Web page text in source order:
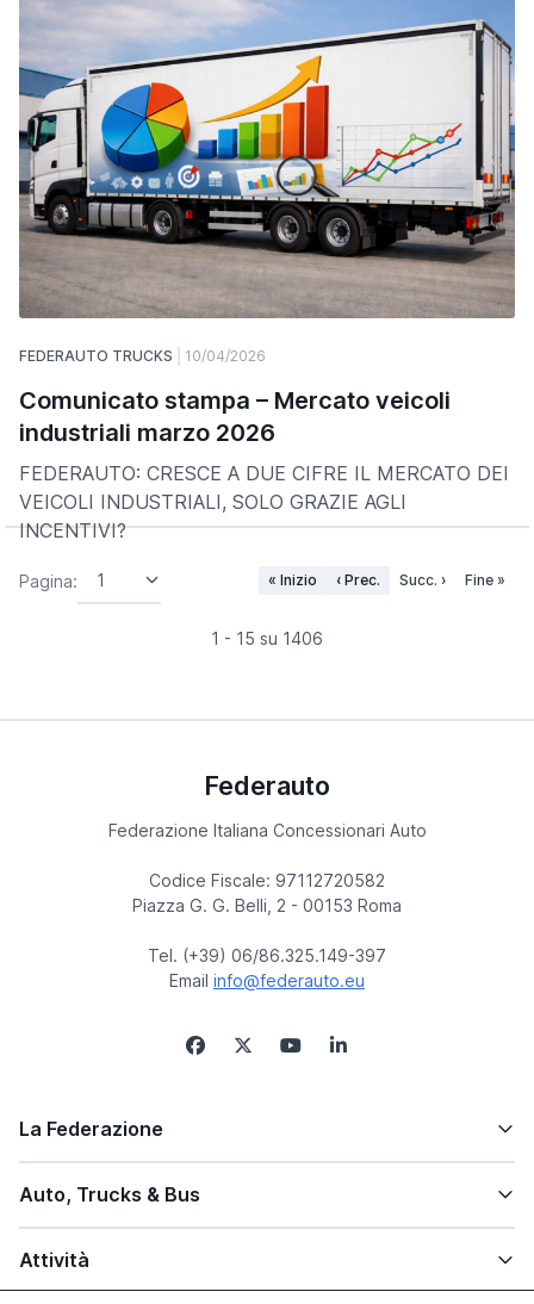
FEDERAUTO TRUCKS 10/04/2026
Comunicato stampa – Mercato veicoli
industriali marzo 2026
FEDERAUTO: CRESCE A DUE CIFRE IL MERCATO DEI
VEICOLI INDUSTRIALI, SOLO GRAZIE AGLI
INCENTIVI?
Pagina:
1 - 15 su 1406
« Inizio ‹ Prec. Succ. › Fine »
Federauto
Federazione Italiana Concessionari Auto
Codice Fiscale: 97112720582
Piazza G. G. Belli, 2 - 00153 Roma
Tel. (+39) 06/86.325.149-397
Email info@federauto.eu
La Federazione
Auto, Trucks & Bus
Attività